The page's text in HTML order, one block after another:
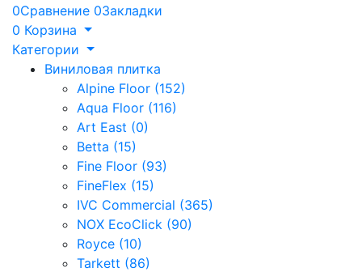
0Сравнение 0Закладки
0 Корзина
Категории
Виниловая плитка
Alpine Floor (152)
Aqua Floor (116)
Art East (0)
Betta (15)
Fine Floor (93)
FineFlex (15)
IVC Commercial (365)
NOX EcoClick (90)
Royce (10)
Tarkett (86)